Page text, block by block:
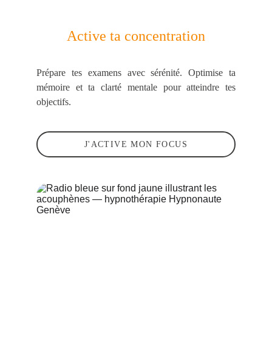
Active ta concentration
Prépare tes examens avec sérénité. Optimise ta
mémoire et ta clarté mentale pour atteindre tes
objectifs.
J'ACTIVE MON FOCUS